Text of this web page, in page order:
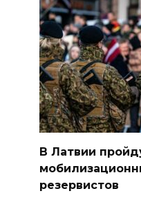
В Латвии
резервистов